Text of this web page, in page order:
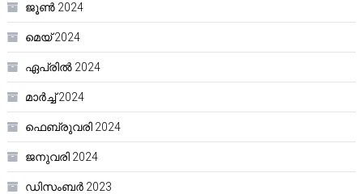
ജൂൺ 2024
മെയ്‌ 2024
ഏപ്രിൽ 2024
മാർച്ച്‌ 2024
ഫെബ്രുവരി 2024
ജനുവരി 2024
ഡിസംബർ 2023